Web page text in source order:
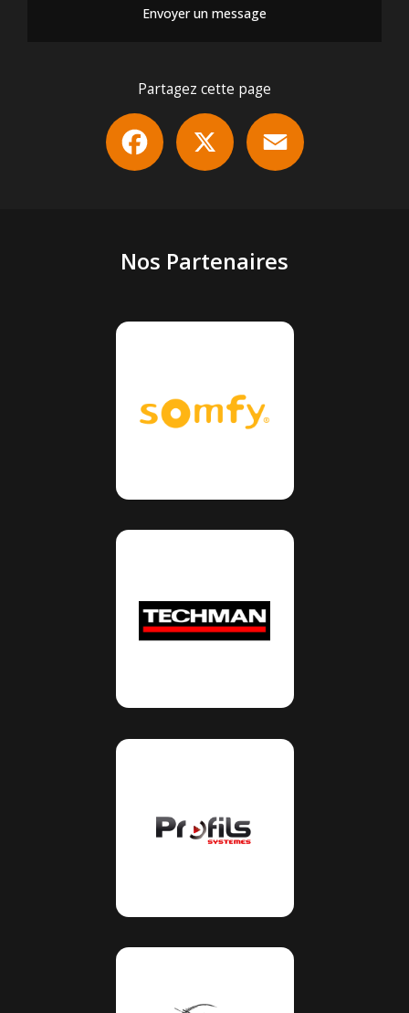
Envoyer un message
Partagez cette page
Facebook
Nos Partenaires